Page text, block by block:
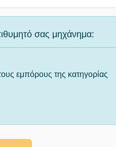
σας μηχάνημα:
εμπόρους της κατηγορίας